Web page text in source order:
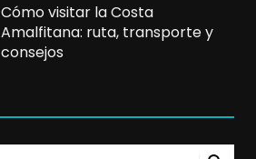
Cómo visitar la Costa
Amalfitana: ruta, transporte y
consejos